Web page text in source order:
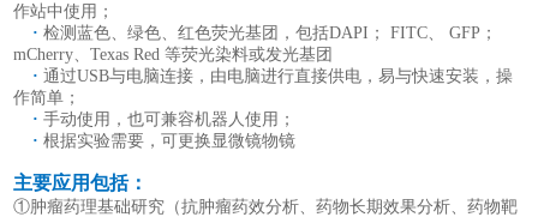
作站中使用；
·检测蓝色、绿色、红色荧光基团，包括DAPI； FITC、 GFP；
mCherry、Texas Red 等荧光染料或发光基团
·通过USB与电脑连接，由电脑进行直接供电，易与快速安装，操
作简单；
·手动使用，也可兼容机器人使用；
·根据实验需要，可更换显微镜物镜
主要应用包括：
①肿瘤药理基础研究（抗肿瘤药效分析、药物长期效果分析、药物靶